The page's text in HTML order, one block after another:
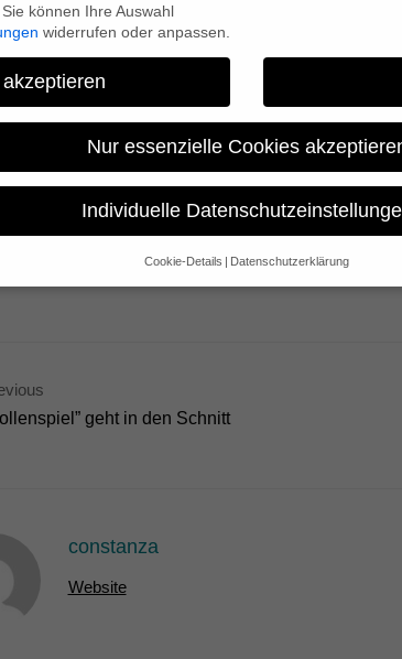
Launch of “Farewell
to announce that in the course of the “2011
webformat “Farewell Comrades! Interactive” is going to
geht in den Schnitt
constanza
Website
Sie können Ihre Auswahl
widerrufen oder anpassen.
Nur essenzielle Cookies
Individuelle
Cookie-Details Datenschutzerklärung
Datenschutzeinstellungen
Website und Ihre Erfahrung zu verbessern.
z. B. für personalisierte Anzeigen und Inhalte oder
die Verwendung Ihrer Daten finden Sie in unserer
grundlegende Funktionen und sind für die einwandfreie